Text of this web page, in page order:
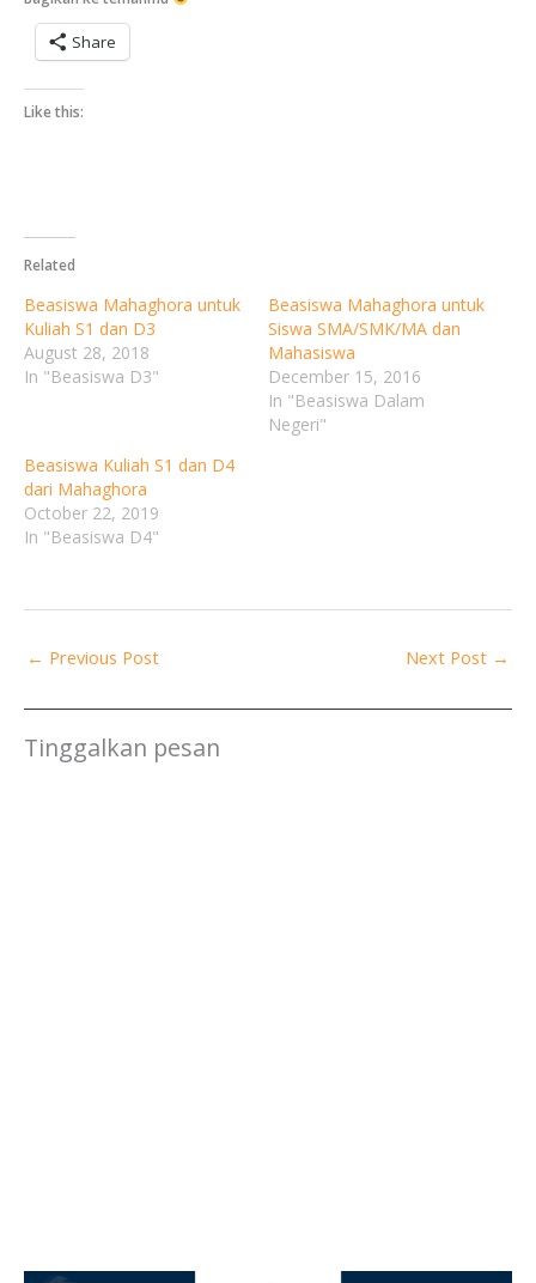
Share
Like this:
Related
Beasiswa Mahaghora untuk
Kuliah S1 dan D3
August 28, 2018
In "Beasiswa D3"
Beasiswa Mahaghora untuk
Siswa SMA/SMK/MA dan
Mahasiswa
December 15, 2016
In "Beasiswa Dalam
Negeri"
Beasiswa Kuliah S1 dan D4
dari Mahaghora
October 22, 2019
In "Beasiswa D4"
← Previous Post Next Post →
Tinggalkan pesan